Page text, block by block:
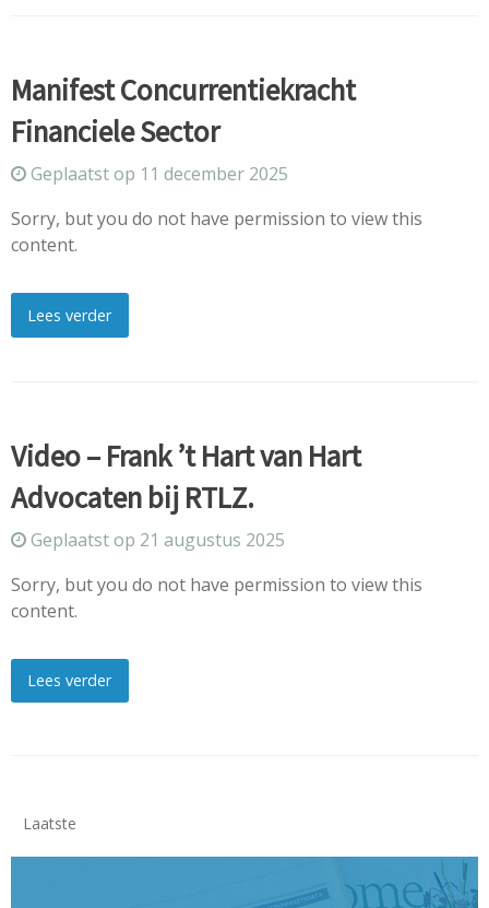
Manifest Concurrentiekracht
Financiele Sector
Geplaatst op 11 december 2025
Sorry, but you do not have permission to view this
content.
Lees verder
Video – Frank ’t Hart van Hart
Advocaten bij RTLZ.
Geplaatst op 21 augustus 2025
Sorry, but you do not have permission to view this
content.
Lees verder
Laatste